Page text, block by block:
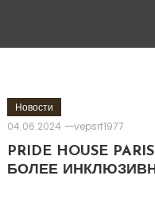
Новости
04.06.2024
vepsrf1977
PRIDE HOUSE
БОЛЕЕ